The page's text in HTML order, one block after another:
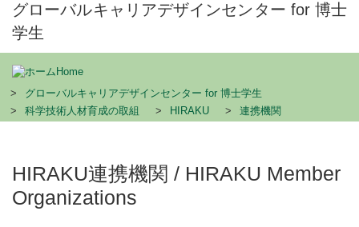
グローバルキャリアデザインセンター for 博士
学生
Home
グローバルキャリアデザインセンター for 博士学生
科学技術人材育成の取組
HIRAKU 連携機関
HIRAKU連携機関 / HIRAKU Member
Organizations